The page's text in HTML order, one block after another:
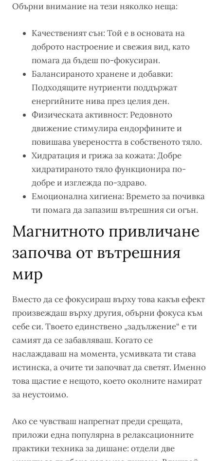
Обърни внимание на тези няколко неща:
Качественият сън: Той е в основата на
доброто настроение и свежия вид, като
помага да бъдеш по-фокусиран.
Балансираното хранене и добавки:
Подходящите нутриенти поддържат
енергийните нива през целия ден.
Физическата активност: Редовното
движение стимулира ендорфините и
повишава увереността в собственото тяло.
Хидратация и грижа за кожата: Добре
хидратираното тяло функционира по-
добре и изглежда по-здраво.
Емоционална хигиена: Времето за почивка
ти помага да запазиш вътрешния си огън.
Магнитното привличане
започва от вътрешния
мир
Вместо да се фокусираш върху това какъв ефект
произвеждаш върху другия, обърни фокуса към
себе си. Твоето единствено „задължение“ е ти
самият да се забавляваш. Когато се
наслаждаваш на момента, усмивката ти става
истинска, а очите ти започват да светят. Именно
това щастие е нещото, което околните намират
за неустоимо.
Ако се чувстваш напрегнат преди срещата,
приложи една популярна в релаксационните
практики техника за дишане: отдели две